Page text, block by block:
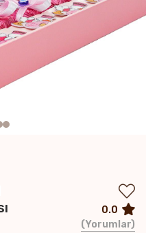
0.0
Yorumlar